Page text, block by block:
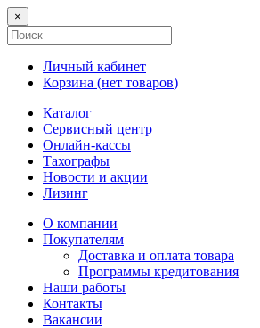
×
Личный кабинет
Корзина (нет товаров)
Каталог
Сервисный центр
Онлайн-кассы
Тахографы
Новости и акции
Лизинг
О компании
Покупателям
Доставка и оплата товара
Программы кредитования
Наши работы
Контакты
Вакансии